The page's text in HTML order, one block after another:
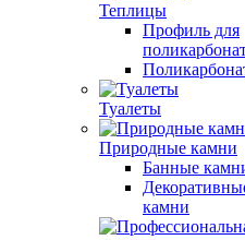
Теплицы
Профиль для
Туалеты
Природные камни
Банные
камни